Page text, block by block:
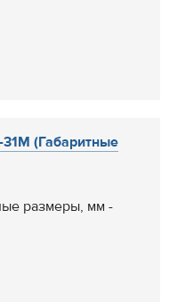
(Габаритные
размеры, мм -